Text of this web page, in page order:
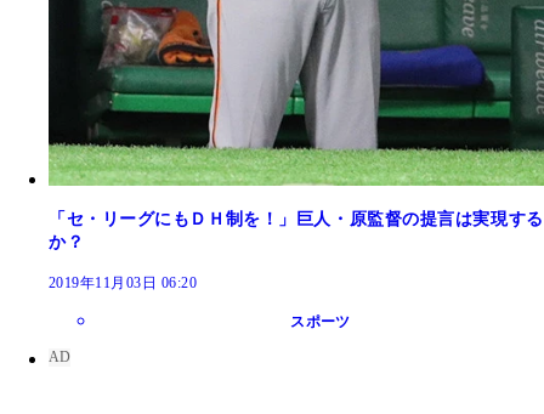
「セ・リーグにもＤＨ制を！」巨人・原監督の提言は実現する
か？
2019年11月03日 06:20
スポーツ